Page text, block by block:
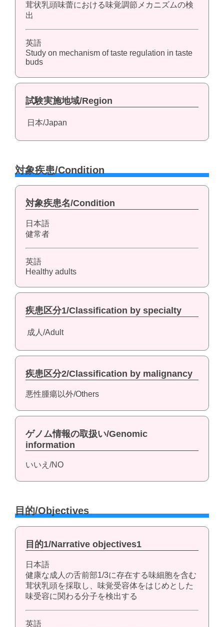
茸状乳頭味蕾における味覚調節メカニズムの検
出
英語
Study on mechanism of taste regulation in taste
buds
試験実施地域/Region
日本/Japan
対象疾患/Condition
対象疾患名/Condition
日本語
健常者
英語
Healthy adults
疾患区分1/Classification by specialty
成人/Adult
疾患区分2/Classification by malignancy
悪性腫瘍以外/Others
ゲノム情報の取扱い/Genomic
information
いいえ/NO
目的/Objectives
目的1/Narrative objectives1
日本語
健康な成人の舌前部1/3に存在する味細胞を含む
茸状乳頭を採取し、味覚受容体をはじめとした
味受容に関わる分子を検出する
英語